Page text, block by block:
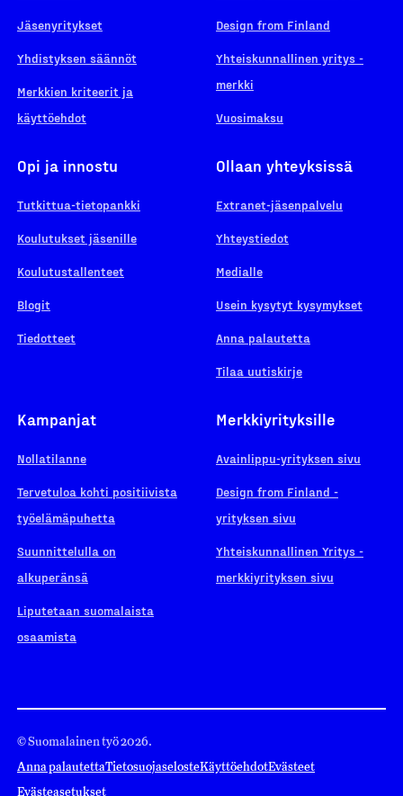
Jäsenyritykset
Yhdistyksen säännöt
Merkkien kriteerit ja
käyttöehdot
Design from Finland
Yhteiskunnallinen yritys -
merkki
Vuosimaksu
Opi ja innostu
Tutkittua-tietopankki
Koulutukset jäsenille
Koulutustallenteet
Blogit
Tiedotteet
Ollaan yhteyksissä
Extranet-jäsenpalvelu
Yhteystiedot
Medialle
Usein kysytyt kysymykset
Anna palautetta
Tilaa uutiskirje
Kampanjat
Nollatilanne
Tervetuloa kohti positiivista
työelämäpuhetta
Suunnittelulla on
alkuperänsä
Liputetaan suomalaista
osaamista
Merkkiyrityksille
Avainlippu-yrityksen sivu
Design from Finland -
yrityksen sivu
Yhteiskunnallinen Yritys -
merkkiyrityksen sivu
© Suomalainen työ 2026.
Anna palautettaTietosuojaselosteKäyttöehdotEvästeet
Evästeasetukset